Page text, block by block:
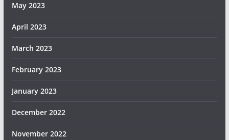
May 2023
April 2023
March 2023
February 2023
January 2023
December 2022
November 2022